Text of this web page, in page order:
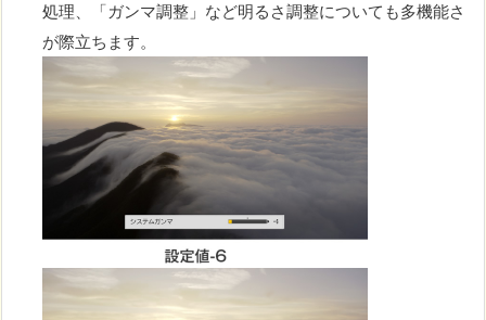
処理、「ガンマ調整」など明るさ調整についても多機能さ
が際立ちます。